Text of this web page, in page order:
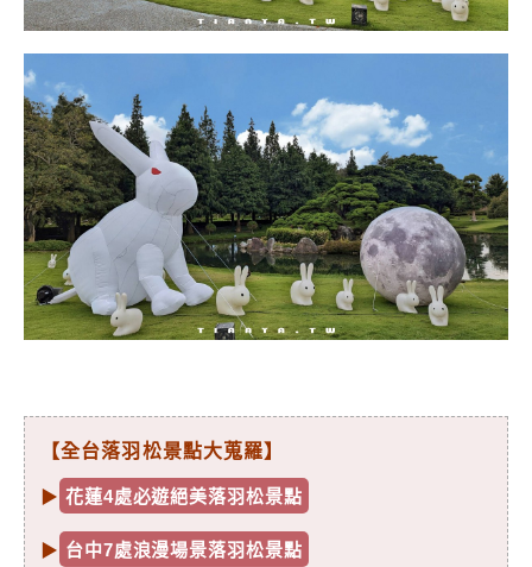
【全台落羽松景點大蒐羅】
▶ 花蓮4處必遊絕美落羽松景點
▶ 台中7處浪漫場景落羽松景點